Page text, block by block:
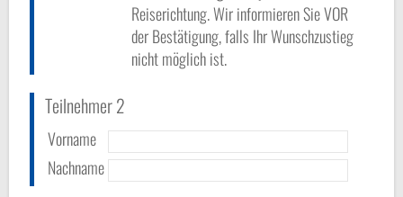
Reiserichtung. Wir informieren Sie VOR
der Bestätigung, falls Ihr Wunschzustieg
nicht möglich ist.
Teilnehmer 2
Vorname
Nachname